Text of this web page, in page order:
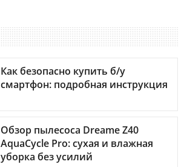
Как безопасно купить б/у
смартфон: подробная инструкция
Обзор пылесоса Dreame Z40
AquaCycle Pro: сухая и влажная
уборка без усилий